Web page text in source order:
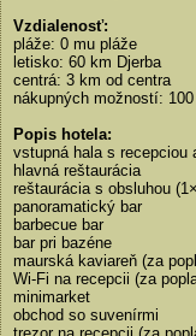
Vzdialenosť:
pláže: 0 mu pláže
letisko: 60 km Djerba
centrá: 3 km od centra
nákupných možností: 100
Popis hotela:
vstupná hala s recepciou
hlavná reštaurácia
reštaurácia s obsluhou
panoramatický bar
barbecue bar
bar pri bazéne
maurská kaviareň (za
Wi-Fi na recepcii (za
minimarket
obchod so suvenírmi